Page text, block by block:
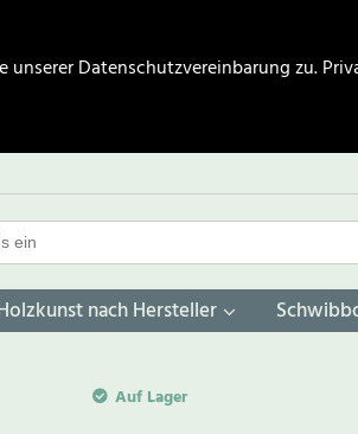
Datenschutzvereinbarung zu.
nach Hersteller
Auf Lager